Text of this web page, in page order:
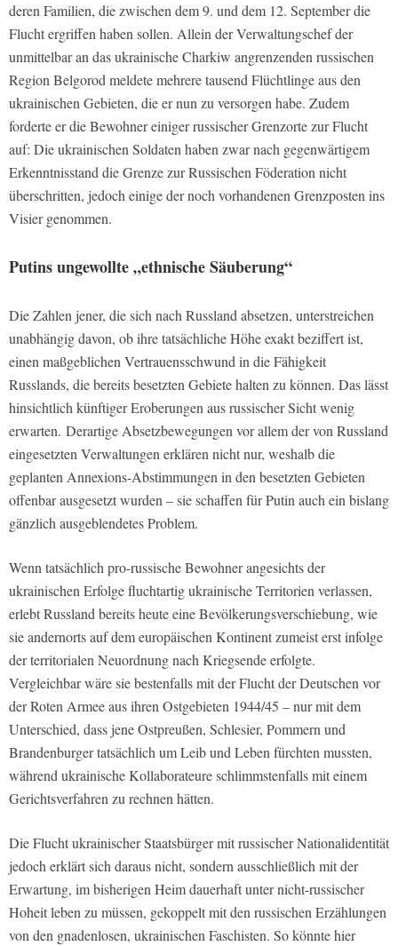
deren Familien, die zwischen dem 9. und dem 12. September die
Flucht ergriffen haben sollen. Allein der Verwaltungschef der
unmittelbar an das ukrainische Charkiw angrenzenden russischen
Region Belgorod meldete mehrere tausend Flüchtlinge aus den
ukrainischen Gebieten, die er nun zu versorgen habe. Zudem
forderte er die Bewohner einiger russischer Grenzorte zur Flucht
auf: Die ukrainischen Soldaten haben zwar nach gegenwärtigem
Erkenntnisstand die Grenze zur Russischen Föderation nicht
überschritten, jedoch einige der noch vorhandenen Grenzposten ins
Visier genommen.
Putins ungewollte „ethnische Säuberung“
Die Zahlen jener, die sich nach Russland absetzen, unterstreichen
unabhängig davon, ob ihre tatsächliche Höhe exakt beziffert ist,
einen maßgeblichen Vertrauensschwund in die Fähigkeit
Russlands, die bereits besetzten Gebiete halten zu können. Das lässt
hinsichtlich künftiger Eroberungen aus russischer Sicht wenig
erwarten. Derartige Absetzbewegungen vor allem der von Russland
eingesetzten Verwaltungen erklären nicht nur, weshalb die
geplanten Annexions-Abstimmungen in den besetzten Gebieten
offenbar ausgesetzt wurden – sie schaffen für Putin auch ein bislang
gänzlich ausgeblendetes Problem.
Wenn tatsächlich pro-russische Bewohner angesichts der
ukrainischen Erfolge fluchtartig ukrainische Territorien verlassen,
erlebt Russland bereits heute eine Bevölkerungsverschiebung, wie
sie andernorts auf dem europäischen Kontinent zumeist erst infolge
der territorialen Neuordnung nach Kriegsende erfolgte.
Vergleichbar wäre sie bestenfalls mit der Flucht der Deutschen vor
der Roten Armee aus ihren Ostgebieten 1944/45 – nur mit dem
Unterschied, dass jene Ostpreußen, Schlesier, Pommern und
Brandenburger tatsächlich um Leib und Leben fürchten mussten,
während ukrainische Kollaborateure schlimmstenfalls mit einem
Gerichtsverfahren zu rechnen hätten.
Die Flucht ukrainischer Staatsbürger mit russischer Nationalidentität
jedoch erklärt sich daraus nicht, sondern ausschließlich mit der
Erwartung, im bisherigen Heim dauerhaft unter nicht-russischer
Hoheit leben zu müssen, gekoppelt mit den russischen Erzählungen
von den gnadenlosen, ukrainischen Faschisten. So könnte hier